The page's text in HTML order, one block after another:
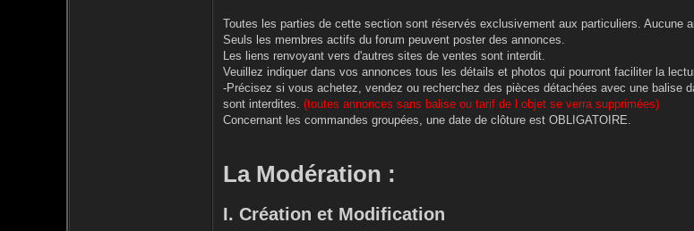
Toutes les parties de cette section sont réservés exclusivement aux particuliers. Aucune
Seuls les membres actifs du forum peuvent poster des annonces.
Les liens renvoyant vers d'autres sites de ventes sont interdit.
Veuillez indiquer dans vos annonces tous les détails et photos qui pourront faciliter la
-Précisez si vous achetez, vendez ou recherchez des pièces détachées avec une
sont interdites. (toutes annonces sans balise ou tarif de l objet se verra supprimées)
Concernant les commandes groupées, une date de clôture est OBLIGATOIRE.
La Modération :
I. Création et Modification